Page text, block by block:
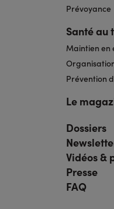
Prévoyance
Santé au
Maintien en
Prévention
Le
Navigation
pied
de
page
bis
Dossiers
Vidéos &
Presse
FAQ